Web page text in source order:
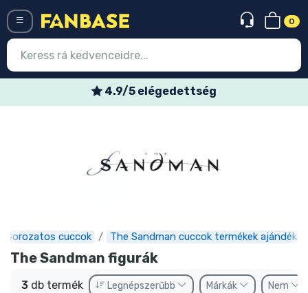
0
4.9/5 elégedettség
Sorozatos cuccok The Sandman cuccok termékek ajándékok
The Sandman figurák
3 db termék Legnépszerűbb Márkák Nem
Legújabb cuccok
Előrendelhető cuccok
Outlet cuccok